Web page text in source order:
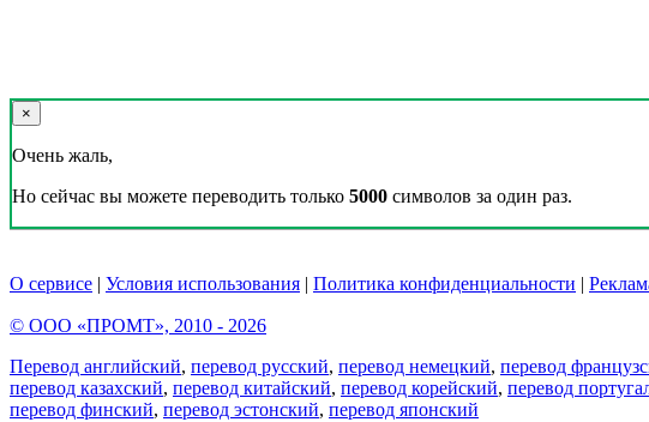
×
Очень жаль,
Но сейчас вы можете переводить только 5000 символов за один раз.
О сервисе | Условия использования | Политика конфиденциальности |
© ООО «ПРОМТ», 2010 - 2026
Перевод английский, перевод русский, перевод немецкий, перевод
перевод казахский, перевод китайский, перевод корейский, перевод
перевод финский, перевод эстонский, перевод японский